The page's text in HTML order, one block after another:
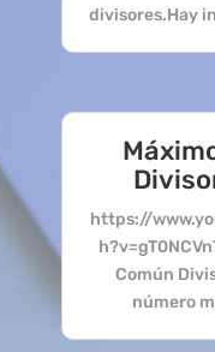
divisores.Hay
https://
Común
número